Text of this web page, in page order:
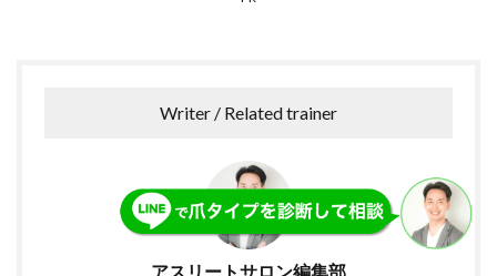
Writer / Related trainer
アスリートサロン編集部